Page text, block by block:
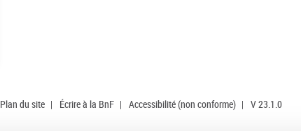
Plan du site | Écrire à la BnF | Accessibilité (non conforme) | V 23.1.0